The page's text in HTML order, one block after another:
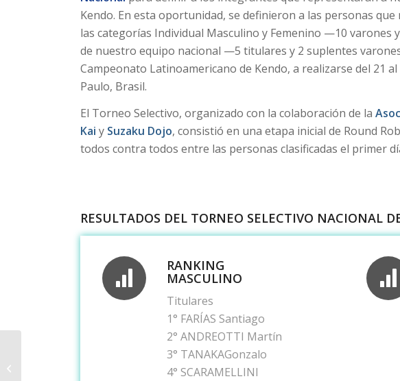
Kendo. En esta oportunidad, se definieron a las personas
las categorías Individual Masculino y Femenino —10
de nuestro equipo nacional —5 titulares y 2 suplentes
Campeonato Latinoamericano de Kendo, a realizarse del 21 al
Paulo, Brasil.
El Torneo Selectivo, organizado con la colaboración de la
Kai y Suzaku Dojo, consistió en una etapa inicial de Round
todos contra todos entre las personas clasificadas el primer
RESULTADOS DEL TORNEO SELECTIVO NACIONAL
RANKING
MASCULINO
Titulares
1° FARÍAS Santiago
2° ANDREOTTI Martín
3° TANAKAGonzalo
4° SCARAMELLINI